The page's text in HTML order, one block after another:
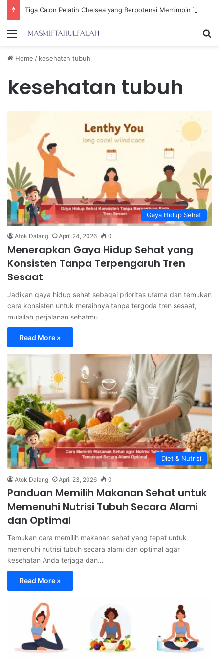
Menu
Home / kesehatan tubuh
kesehatan tubuh
Gaya Hidup Sehat
Atok Dalang April 24, 2026 0
Menerapkan Gaya Hidup Sehat yang
Konsisten Tanpa Terpengaruh Tren
Sesaat
Jadikan gaya hidup sehat sebagai prioritas utama dan temukan
cara konsisten untuk meraihnya tanpa tergoda tren sesaat,
mulailah perjalanan sehatmu…
Read More »
Diet & Nutrisi
Atok Dalang April 23, 2026 0
Panduan Memilih Makanan Sehat untuk
Memenuhi Nutrisi Tubuh Secara Alami
dan Optimal
Temukan cara memilih makanan sehat yang tepat untuk
memenuhi nutrisi tubuh secara alami dan optimal agar
kesehatan Anda terjaga dan…
Read More »